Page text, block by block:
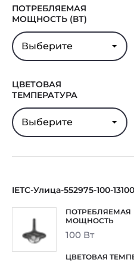
ПОТРЕБЛЯЕМАЯ
МОЩНОСТЬ (ВТ)
Выберите
ЦВЕТОВАЯ
ТЕМПЕРАТУРА
Выберите
IETC-Улица-552975-100-
100 Вт